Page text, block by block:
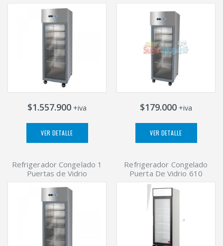
$1.557.900 +iva
VER DETALLE
$179.000 +iva
VER DETALLE
Refrigerador Congelado 1
Puertas de Vidrio
Refrigerador Congelado
Puerta De Vidrio 610